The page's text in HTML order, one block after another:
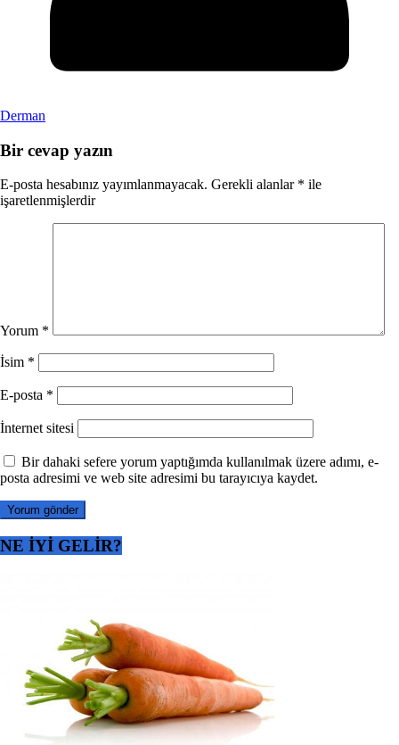
Derman
Bir cevap yazın
E-posta hesabınız yayımlanmayacak. Gerekli alanlar * ile
işaretlenmişlerdir
Yorum *
İsim *
E-posta *
İnternet sitesi
Bir dahaki sefere yorum yaptığımda kullanılmak üzere adımı, e-
posta adresimi ve web site adresimi bu tarayıcıya kaydet.
NE İYİ GELİR?